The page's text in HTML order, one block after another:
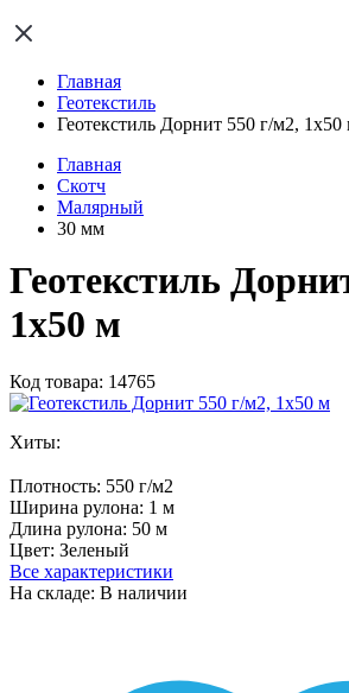
Главная
Геотекстиль
Геотекстиль Дорнит 550 г/м2, 1х50
Главная
Скотч
Малярный
30 мм
Геотекстиль
1х50 м
Код товара: 14765
Хиты:
Плотность: 550 г/м2
Ширина рулона: 1 м
Длина рулона: 50 м
Цвет: Зеленый
Все характеристики
На складе: В наличии